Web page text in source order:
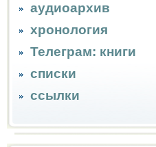
аудиоархив
хронология
Телеграм: книги
списки
ссылки